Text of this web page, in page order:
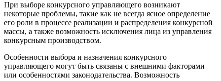
При выборе конкурсного управляющего возникают
некоторые проблемы, такие как не всегда ясное определение
его роли в процессе реализации и распределения конкурсной
массы, а также возможность исключения лица из управления
конкурсным производством.
Особенности выбора и назначения конкурсного
управляющего могут быть связаны с внешними факторами
или особенностями законодательства. Возможность